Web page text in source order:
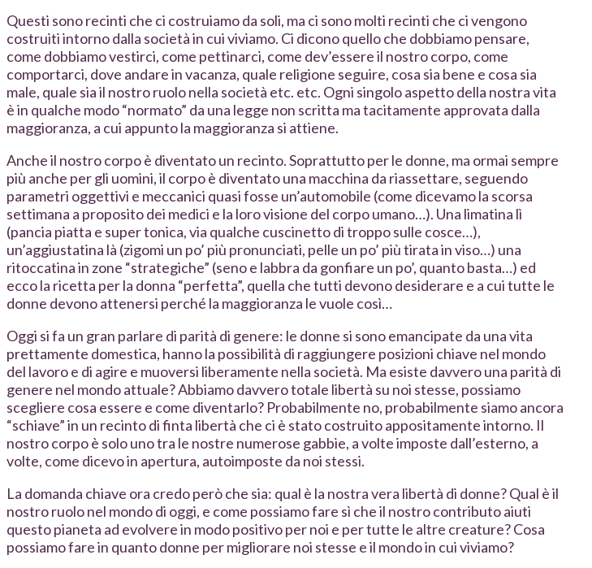
Questi sono recinti che ci costruiamo da soli, ma ci sono molti recinti che ci vengono
costruiti intorno dalla società in cui viviamo. Ci dicono quello che dobbiamo pensare,
come dobbiamo vestirci, come pettinarci, come dev’essere il nostro corpo, come
comportarci, dove andare in vacanza, quale religione seguire, cosa sia bene e cosa sia
male, quale sia il nostro ruolo nella società etc. etc. Ogni singolo aspetto della nostra vita
è in qualche modo “normato” da una legge non scritta ma tacitamente approvata dalla
maggioranza, a cui appunto la maggioranza si attiene.
Anche il nostro corpo è diventato un recinto. Soprattutto per le donne, ma ormai sempre
più anche per gli uomini, il corpo è diventato una macchina da riassettare, seguendo
parametri oggettivi e meccanici quasi fosse un’automobile (come dicevamo la scorsa
settimana a proposito dei medici e la loro visione del corpo umano…). Una limatina lì
(pancia piatta e super tonica, via qualche cuscinetto di troppo sulle cosce…),
un’aggiustatina là (zigomi un po’ più pronunciati, pelle un po’ più tirata in viso…) una
ritoccatina in zone “strategiche” (seno e labbra da gonfiare un po’, quanto basta…) ed
ecco la ricetta per la donna “perfetta”, quella che tutti devono desiderare e a cui tutte le
donne devono attenersi perché la maggioranza le vuole così…
Oggi si fa un gran parlare di parità di genere: le donne si sono emancipate da una vita
prettamente domestica, hanno la possibilità di raggiungere posizioni chiave nel mondo
del lavoro e di agire e muoversi liberamente nella società. Ma esiste davvero una parità di
genere nel mondo attuale? Abbiamo davvero totale libertà su noi stesse, possiamo
scegliere cosa essere e come diventarlo? Probabilmente no, probabilmente siamo ancora
“schiave” in un recinto di finta libertà che ci è stato costruito appositamente intorno. Il
nostro corpo è solo uno tra le nostre numerose gabbie, a volte imposte dall’esterno, a
volte, come dicevo in apertura, autoimposte da noi stessi.
La domanda chiave ora credo però che sia: qual è la nostra vera libertà di donne? Qual è il
nostro ruolo nel mondo di oggi, e come possiamo fare sì che il nostro contributo aiuti
questo pianeta ad evolvere in modo positivo per noi e per tutte le altre creature? Cosa
possiamo fare in quanto donne per migliorare noi stesse e il mondo in cui viviamo?